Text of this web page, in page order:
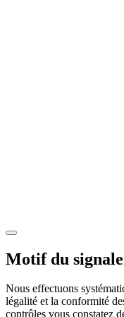
Motif du
Nous effectuons
légalité et la conformité
contrôles vous constatez